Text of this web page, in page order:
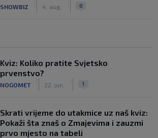
SHOWBIZ 4. aug. 0
Kviz: Koliko pratite Svjetsko
prvenstvo?
NOGOMET 22. jun. 1
Skrati vrijeme do utakmice uz naš kviz:
Pokaži šta znaš o Zmajevima i zauzmi
prvo mjesto na tabeli